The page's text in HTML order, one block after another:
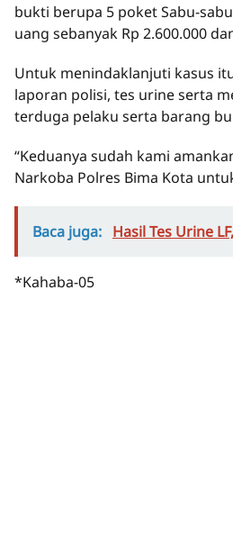
bukti berupa 5 poket Sabu-
uang sebanyak Rp 2.600.000
Untuk menindaklanjuti kasus
laporan polisi, tes urine serta
terduga pelaku serta barang
“Keduanya sudah kami
Narkoba Polres Bima Kota
Baca juga: Hasil Tes Urine
*Kahaba-05